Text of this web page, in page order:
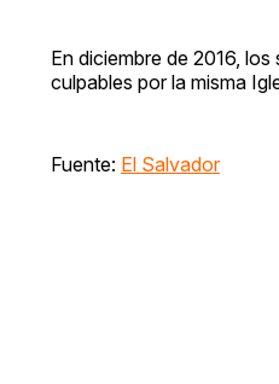
En diciembre de 2016,
culpables por la misma
Fuente: El Salvador